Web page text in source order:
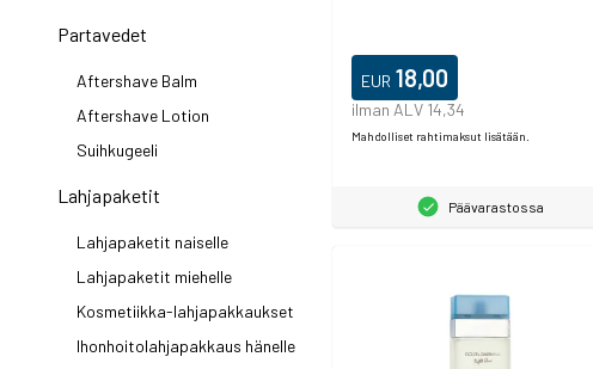
Partavedet
Aftershave Balm
Aftershave Lotion
Suihkugeeli
Lahjapaketit
Lahjapaketit naiselle
Lahjapaketit miehelle
Kosmetiikka-lahjapakkaukset
Ihonhoitolahjapakkaus hänelle
EUR 18,00
ilman ALV 14,34
Mahdolliset rahtimaksut lisätään.
Päävarastossa